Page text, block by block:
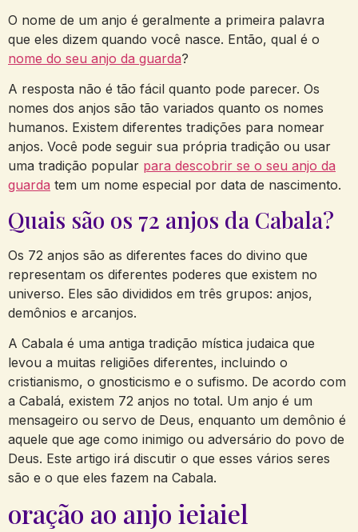
O nome de um anjo é geralmente a primeira palavra
que eles dizem quando você nasce. Então, qual é o
nome do seu anjo da guarda?
A resposta não é tão fácil quanto pode parecer. Os
nomes dos anjos são tão variados quanto os nomes
humanos. Existem diferentes tradições para nomear
anjos. Você pode seguir sua própria tradição ou usar
uma tradição popular para descobrir se o seu anjo da
guarda tem um nome especial por data de nascimento.
Quais são os 72 anjos da Cabala?
Os 72 anjos são as diferentes faces do divino que
representam os diferentes poderes que existem no
universo. Eles são divididos em três grupos: anjos,
demônios e arcanjos.
A Cabala é uma antiga tradição mística judaica que
levou a muitas religiões diferentes, incluindo o
cristianismo, o gnosticismo e o sufismo. De acordo com
a Cabalá, existem 72 anjos no total. Um anjo é um
mensageiro ou servo de Deus, enquanto um demônio é
aquele que age como inimigo ou adversário do povo de
Deus. Este artigo irá discutir o que esses vários seres
são e o que eles fazem na Cabala.
oração ao anjo ieiaiel